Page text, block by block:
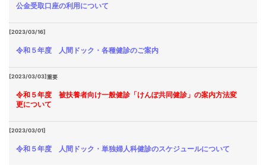
公金受取口座の利用について
[2023/03/16]
令和５年度 人間ドック・各種健診のご案内
[2023/03/03]重要
令和５年度 被扶養者向け一般健診「けんぽ共同健診」の案内方法変
更について
[2023/03/01]
令和５年度 人間ドック・単独婦人科健診のスケジュールについて